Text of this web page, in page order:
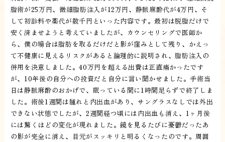
脂術が25万円、微細脂肪注入が12万円、静脈麻酔代が4万円、そ
して初診料や薬代が数千円といった内容です。最初は脱脂だけで
安く済ませようと考えていましたが、カウンセリングで医師か
ら、僕の場合は脂肪を取るだけだと影が窪みとして残り、かえっ
て不健康に見えるリスクがあると論理的に説明され、脂肪注入の
併用を決意しました。40万円を超える出費は正直痛かったです
が、10年後の自分への投資だと自分に言い聞かせました。手術当
日は静脈麻酔のおかげで、眠っている間に1時間足らずで終了しま
した。術後1週間は腫れと内出血があり、サングラスなしでは外出
できない状態でしたが、2週間経つ頃には内出血も消え、1ヶ月後
には驚くほどの変化が現れました。鏡を見るたびに憂鬱だったあ
の影が完全に消え、目元がスッキリと明るくなったのです。周囲